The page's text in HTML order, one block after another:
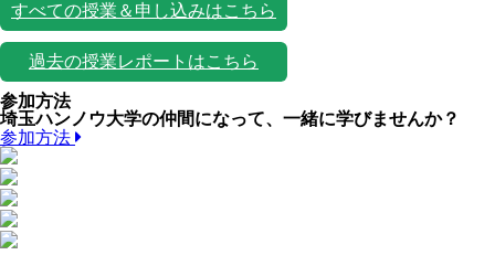
すべての授業＆申し込みはこちら
過去の授業レポートはこちら
参加方法
埼玉ハンノウ大学の仲間になって、一緒に学びませんか？
参加方法